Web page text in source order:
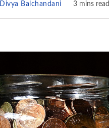
Divya Balchandani 3 mins read